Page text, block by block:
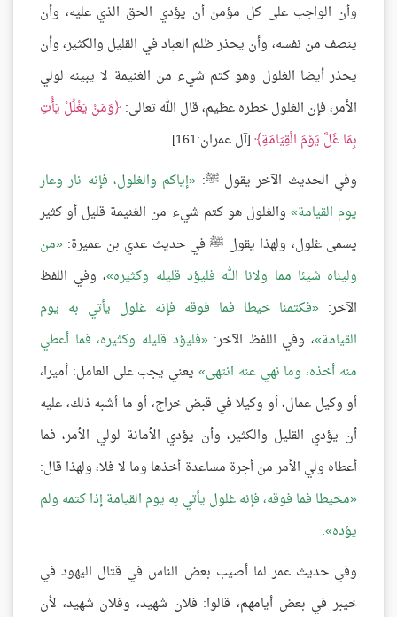
وأن الواجب على كل مؤمن أن يؤدي الحق الذي عليه، وأن
ينصف من نفسه، وأن يحذر ظلم العباد في القليل والكثير، وأن
يحذر أيضا الغلول وهو كتم شيء من الغنيمة لا يبينه لولي
الأمر، فإن الغلول خطره عظيم، قال الله تعالى: وَمَنْ يَغْلُلْ يَأْتِ
بِمَا غَلَّ يَوْمَ الْقِيَامَةِ [آل عمران:161].
وفي الحديث الآخر يقول ﷺ: إياكم والغلول، فإنه نار وعار
يوم القيامة والغلول هو كتم شيء من الغنيمة قليل أو كثير
يسمى غلول، ولهذا يقول ﷺ في حديث عدي بن عميرة: من
وليناه شيئا مما ولانا الله فليؤد قليله وكثيره ، وفي اللفظ
الآخر:
فكتمنا خيطا فما فوقه فإنه غلول يأتي به يوم
القيامة ، وفي اللفظ الآخر: فليؤد قليله وكثيره، فما أعطي
منه أخذه، وما نهي عنه انتهى يعني يجب على العامل: أميرا،
أو وكيل عمال، أو وكيلا في قبض خراج، أو ما أشبه ذلك، عليه
أن يؤدي القليل والكثير، وأن يؤدي الأمانة لولي الأمر، فما
أعطاه ولي الأمر من أجرة مساعدة أخذها وما لا فلا، ولهذا قال:
مخيطا فما فوقه، فإنه غلول يأتي به يوم القيامة إذا كتمه ولم
يؤده .
وفي حديث عمر لما أصيب بعض الناس في قتال اليهود في
خيبر في بعض أيامهم، قالوا: فلان شهيد، وفلان شهيد، لأن